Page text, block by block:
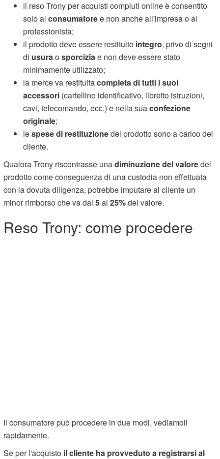
il reso Trony per acquisti compiuti online è consentito
solo alconsumatoree non anche all'impresa o al
professionista;
il prodotto deve essere restituito integro, privo di segni
di usura osporcizia e non deve essere stato
minimamente utilizzato;
la merce va restituitacompleta di tutti i suoi
accessori (cartellino identificativo, libretto istruzioni,
cavi, telecomando, ecc.) e nella suaconfezione
originale;
lespese di restituzionedel prodotto sono a carico del
cliente.
Qualora Trony riscontrasse unadiminuzione del valoredel
prodotto come conseguenza di una custodia non effettuata
con la dovuta diligenza, potrebbe imputare al cliente un
minor rimborso che va dal5al25%del valore.
Reso Trony: come procedere
Il consumatore può procedere in due modi, vediamoli
rapidamente.
Se per l'acquisto il cliente ha provveduto a registrarsi al